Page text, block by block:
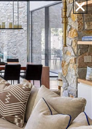
עיצוב בהתאמה
אישית